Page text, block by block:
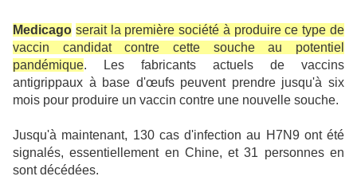
Medicago serait la première société à produire ce type de
vaccin candidat contre cette souche au potentiel
pandémique. Les fabricants actuels de vaccins
antigrippaux à base d'œufs peuvent prendre jusqu'à six
mois pour produire un vaccin contre une nouvelle souche.
Jusqu'à maintenant, 130 cas d'infection au H7N9 ont été
signalés, essentiellement en Chine, et 31 personnes en
sont décédées.